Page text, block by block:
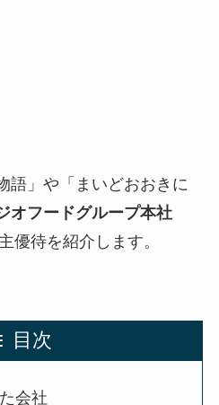
語」や「まいどおおきに
オフードグループ本社
優待を紹介します。
目次
会社